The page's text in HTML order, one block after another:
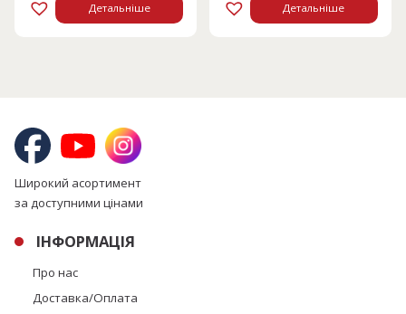
Детальніше Детальніше
Широкий асортимент
за доступними цінами
ІНФОРМАЦІЯ
Про нас
Доставка/Оплата